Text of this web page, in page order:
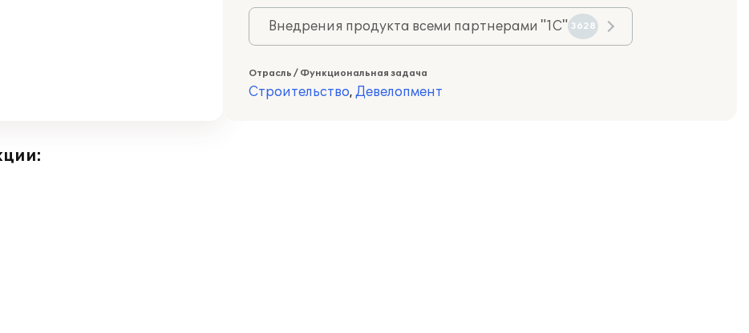
Внедрения продукта всеми партнерами "1С" 3628
Отрасль / Функциональная задача
Строительство, Девелопмент